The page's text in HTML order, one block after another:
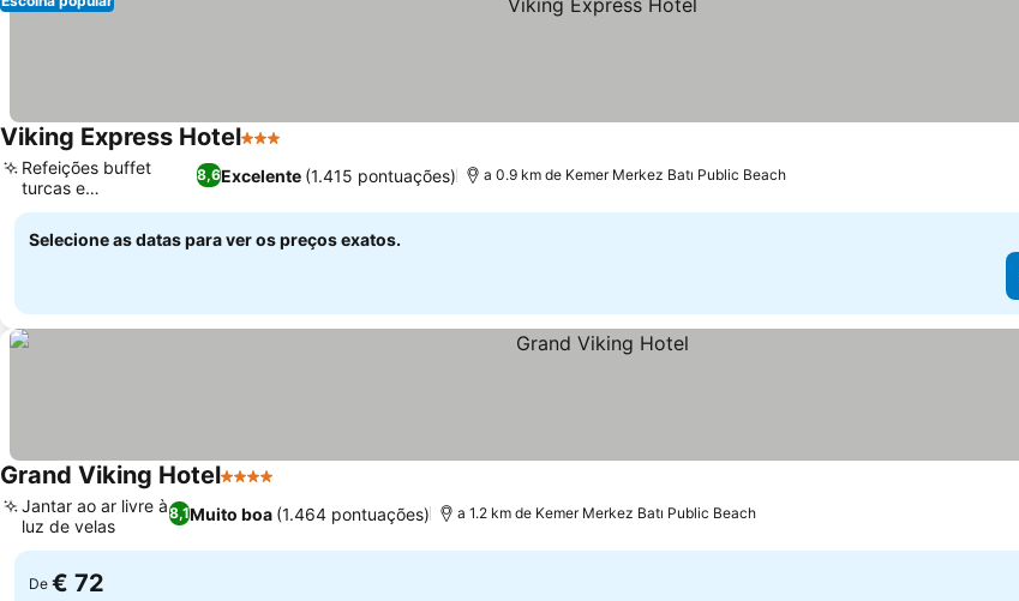
Viking Express Hotel3 Estrelas
8,6Excelente (1.415 pontuações)
Refeições buffet
turcas e
internacionais
a 0.9 km de Kemer Merkez Batı Public Beach
Selecione as datas para ver os preços exatos.
Grand Viking Hotel4 Estrelas
8,1Muito boa (1.464 pontuações)
Jantar ao ar livre à
luz de velas
a 1.2 km de Kemer Merkez Batı Public Beach
De € 72